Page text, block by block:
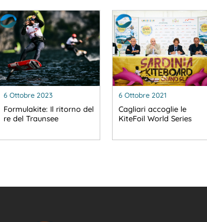
6 Ottobre 2023
Formulakite: Il ritorno del
re del Traunsee
6 Ottobre 2021
Cagliari accoglie le
KiteFoil World Series